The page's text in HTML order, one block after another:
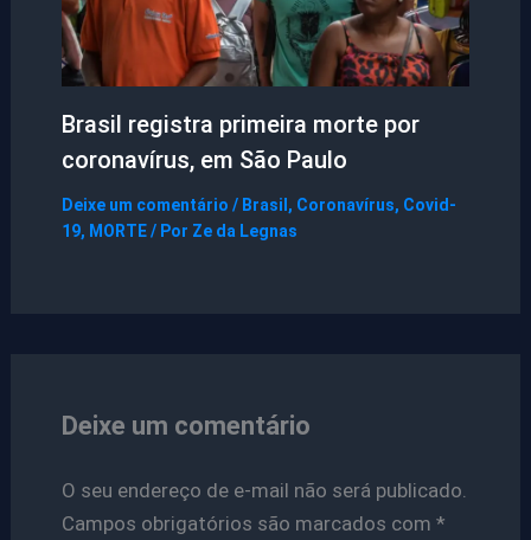
Brasil registra primeira morte por
coronavírus, em São Paulo
Deixe um comentário / Brasil , Coronavírus, Covid-
19, MORTE/ Por Ze da Legnas
Deixe um comentário
O seu endereço de e-mail não será publicado.
Campos obrigatórios são marcados com *